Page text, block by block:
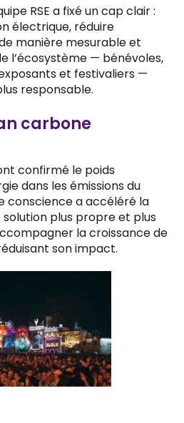
RSE a fixé un cap clair :
électrique, réduire
manière mesurable et
l’écosystème — bénévoles,
et festivaliers —
responsable.
carbone
confirmé le poids
dans les émissions du
conscience a accéléré la
solution plus propre et plus
la croissance de
son impact.